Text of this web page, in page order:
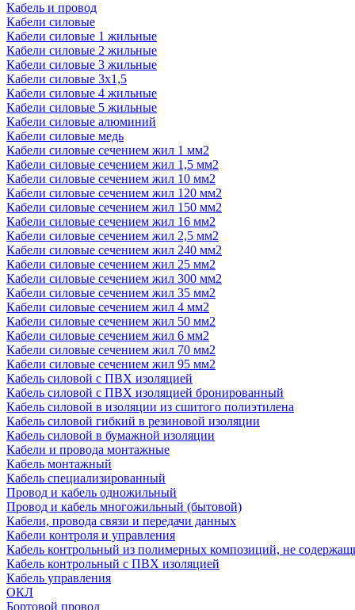
Кабель и провод
Кабели силовые
Кабели силовые 1 жильные
Кабели силовые 2 жильные
Кабели силовые 3 жильные
Кабели силовые 3х1,5
Кабели силовые 4 жильные
Кабели силовые 5 жильные
Кабели силовые алюминий
Кабели силовые медь
Кабели силовые сечением жил 1 мм2
Кабели силовые сечением жил 1,5 мм2
Кабели силовые сечением жил 10 мм2
Кабели силовые сечением жил 120 мм2
Кабели силовые сечением жил 150 мм2
Кабели силовые сечением жил 16 мм2
Кабели силовые сечением жил 2,5 мм2
Кабели силовые сечением жил 240 мм2
Кабели силовые сечением жил 25 мм2
Кабели силовые сечением жил 300 мм2
Кабели силовые сечением жил 35 мм2
Кабели силовые сечением жил 4 мм2
Кабели силовые сечением жил 50 мм2
Кабели силовые сечением жил 6 мм2
Кабели силовые сечением жил 70 мм2
Кабели силовые сечением жил 95 мм2
Кабель силовой с ПВХ изоляцией
Кабель силовой с ПВХ изоляцией бронированный
Кабель силовой в изоляции из сшитого полиэтилена
Кабель силовой гибкий в резиновой изоляции
Кабель силовой в бумажной изоляции
Кабели и провода монтажные
Кабель монтажный
Кабель специализированный
Провод и кабель одножильный
Провод и кабель многожильный (бытовой)
Кабели, провода связи и передачи данных
Кабели контроля и управления
Кабель контрольный из полимерных композиций, не
Кабель контрольный с ПВХ изоляцией
Кабель управления
ОКЛ
Бортовой провод